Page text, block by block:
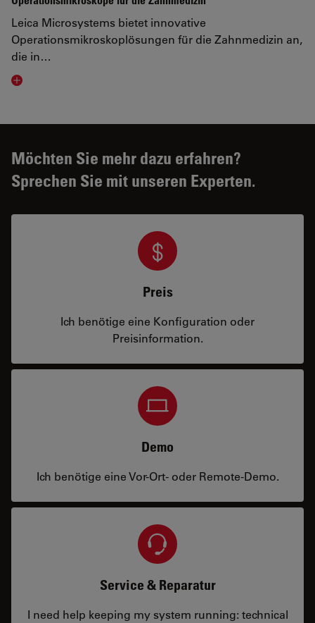
Leica Microsystems bietet innovative
Operationsmikroskoplösungen für die Zahnmedizin an,
die in…
Visit related page
Möchten Sie mehr dazu erfahren?
Sprechen Sie mit unseren Experten.
Preis
Ich benötige eine Konfiguration oder
Preisinformation.
Demo
Ich benötige eine Vor-Ort- oder Remote-Demo.
Service & Reparatur
I need help keeping my system running: technical